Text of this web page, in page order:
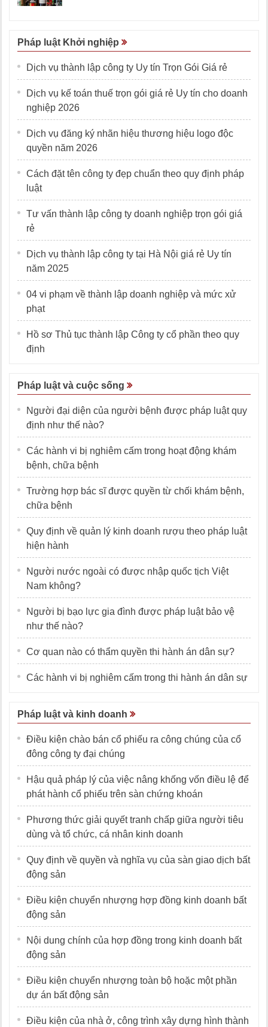
Pháp luật Khởi nghiệp
Dịch vụ thành lập công ty Uy tín Trọn Gói Giá rẻ
Dịch vụ kế toán thuế trọn gói giá rẻ Uy tín cho doanh
nghiệp 2026
Dịch vụ đăng ký nhãn hiệu thương hiệu logo độc
quyền năm 2026
Cách đặt tên công ty đẹp chuẩn theo quy định pháp
luật
Tư vấn thành lập công ty doanh nghiệp trọn gói giá
rẻ
Dịch vụ thành lập công ty tại Hà Nội giá rẻ Uy tín
năm 2025
04 vi phạm về thành lập doanh nghiệp và mức xử
phạt
Hồ sơ Thủ tục thành lập Công ty cổ phần theo quy
định
Pháp luật và cuộc sống
Người đại diện của người bệnh được pháp luật quy
định như thế nào?
Các hành vi bị nghiêm cấm trong hoạt động khám
bệnh, chữa bệnh
Trường hợp bác sĩ được quyền từ chối khám bệnh,
chữa bệnh
Quy định về quản lý kinh doanh rượu theo pháp luật
hiện hành
Người nước ngoài có được nhập quốc tịch Việt
Nam không?
Người bị bạo lực gia đình được pháp luật bảo vệ
như thế nào?
Cơ quan nào có thẩm quyền thi hành án dân sự?
Các hành vi bị nghiêm cấm trong thi hành án dân sự
Pháp luật và kinh doanh
Điều kiện chào bán cổ phiếu ra công chúng của cổ
đông công ty đại chúng
Hậu quả pháp lý của việc nâng khống vốn điều lệ để
phát hành cổ phiếu trên sàn chứng khoán
Phương thức giải quyết tranh chấp giữa người tiêu
dùng và tổ chức, cá nhân kinh doanh
Quy định về quyền và nghĩa vụ của sàn giao dịch bất
động sản
Điều kiện chuyển nhượng hợp đồng kinh doanh bất
động sản
Nội dung chính của hợp đồng trong kinh doanh bất
động sản
Điều kiện chuyển nhượng toàn bộ hoặc một phần
dự án bất động sản
Điều kiện của nhà ở, công trình xây dựng hình thành